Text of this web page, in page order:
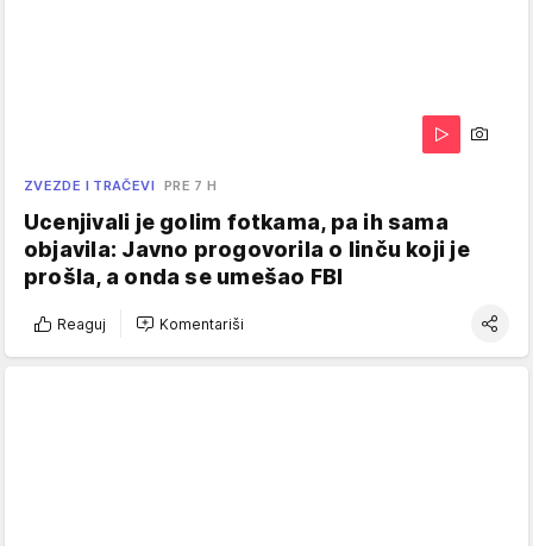
ZVEZDE I TRAČEVI PRE 7 H
Ucenjivali je golim fotkama, pa ih sama
objavila: Javno progovorila o linču koji je
prošla, a onda se umešao FBI
Reaguj Komentariši